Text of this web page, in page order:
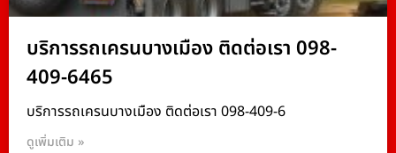
บริการรถเครนบางเมือง ติดต่อเรา 098-
409-6465
บริการรถเครนบางเมือง ติดต่อเรา 098-409-6
ดูเพิ่มเติม »